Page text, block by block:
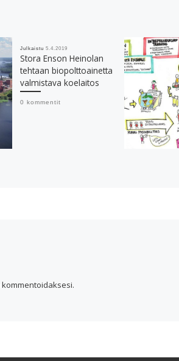
Julkaistu 5.4.2019
Stora Enson Heinolan
tehtaan biopolttoainetta
valmistava koelaitos
0 kommentit
kommentoidaksesi.